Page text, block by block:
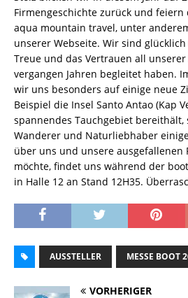
Firmengeschichte zurück und feiern
aqua mountain travel, unter
unserer Webseite. Wir sind
Treue und das Vertrauen all
vergangen Jahren begleitet haben.
wir uns besonders auf einige neue
Beispiel die Insel Santo Antao (Kap
spannendes Tauchgebiet
Wanderer und Naturliebhaber
über uns und unsere ausgefallenen
möchte, findet uns während der
in Halle 12 an Stand 12H35.
AUSSTELLER MESSE BOOT
VORHERIGER